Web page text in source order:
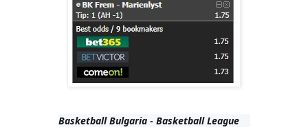
Basketball Bulgaria - Basketball League